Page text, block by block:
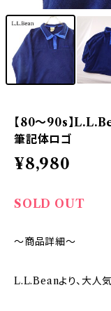
【80～90s】
筆記体ロゴ
¥8,980
SOLD OUT
～商品詳細～
L.L.Beanより、大人